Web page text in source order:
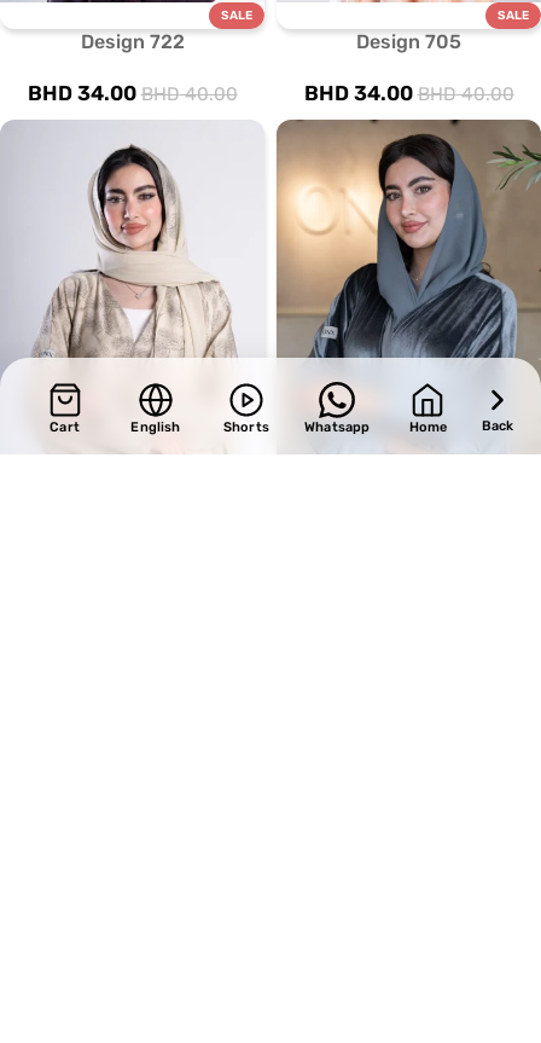
SALE
Design 705
BHD40.00
BHD34.00
SALE
Design 722
BHD40.00
BHD34.00
Back
Home
Whatsapp
Shorts
English
Cart